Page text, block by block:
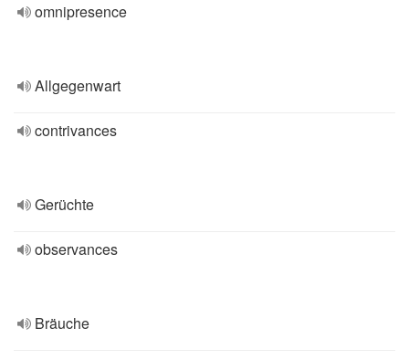
omnipresence
Allgegenwart
contrivances
Gerüchte
observances
Bräuche